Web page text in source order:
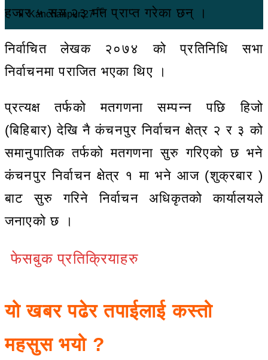
Kanchanpur 27℃
हजार ५ सय २३ मत प्राप्त गरेका छन् ।
निर्वाचित लेखक २०७४ को प्रतिनिधि सभा
निर्वाचनमा पराजित भएका थिए ।
प्रत्यक्ष तर्फको मतगणना सम्पन्न पछि हिजो
(बिहिबार) देखि नै कंचनपुर निर्वाचन क्षेत्र २ र ३ को
समानुपातिक तर्फको मतगणना सुरु गरिएको छ भने
कंचनपुर निर्वाचन क्षेत्र १ मा भने आज (शुक्रबार )
बाट सुरु गरिने निर्वाचन अधिकृतको कार्यालयले
जनाएको छ ।
फेसबुक प्रतिक्रियाहरु
यो खबर पढेर तपाईलाई कस्तो
महसुस भयो ?